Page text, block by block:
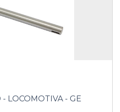
- LOCOMOTIVA - GE